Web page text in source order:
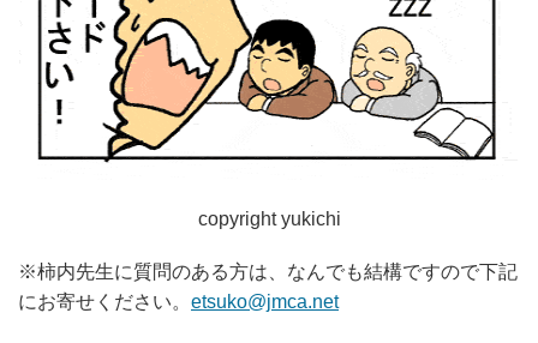
copyright yukichi
※柿内先生に質問のある方は、なんでも結構ですので下記
にお寄せください。 etsuko@jmca.net